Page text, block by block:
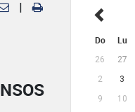
Do Lu
26 27
2
3
9
10
|